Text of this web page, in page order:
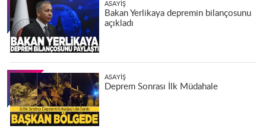
ASAYIŞ
Bakan Yerlikaya depremin bilançosunu
açıkladı
ASAYIŞ
Deprem Sonrası İlk Müdahale